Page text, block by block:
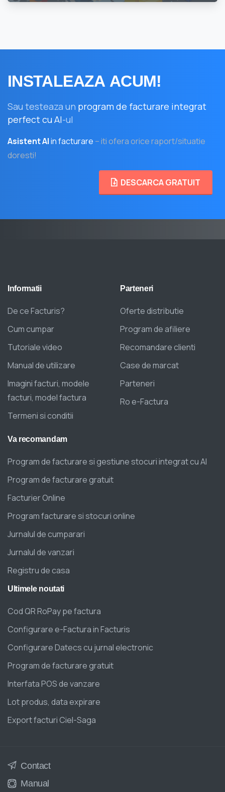
INSTALEAZA ACUM!
Sau testeaza un program de facturare integrat
perfect cu AI-ul
Asistent AIin facturare – iti ofera orice raport/situatie
doresti!
DESCARCA GRATUIT
Informatii
De ce Facturis?
Cum cumpar
Tutoriale video
Manual de utilizare
Imagini facturi, modele
facturi, model factura
Termeni si conditii
Parteneri
Oferte distributie
Program de afiliere
Recomandare clienti
Case de marcat
Parteneri
Ro e-Factura
Va recomandam
Program de facturare si gestiune stocuri integrat cu AI
Program de facturare gratuit
Facturier Online
Program facturare si stocuri online
Jurnalul de cumparari
Jurnalul de vanzari
Registru de casa
Ultimele noutati
Cod QR RoPay pe factura
Configurare e-Factura in Facturis
Configurare Datecs cu jurnal electronic
Program de facturare gratuit
Interfata POS de vanzare
Lot produs, data expirare
Export facturi Ciel-Saga
Contact
Manual